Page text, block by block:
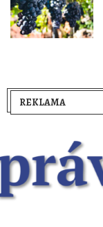
REKLAMA